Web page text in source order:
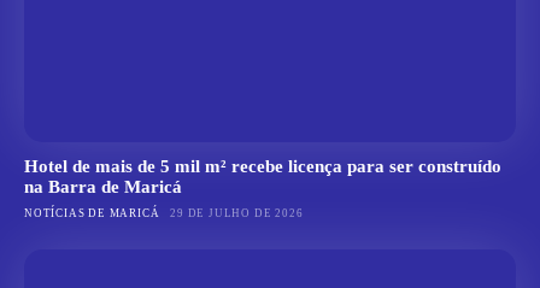
Hotel de mais de 5 mil m² recebe licença para ser construído
na Barra de Maricá
NOTÍCIAS DE MARICÁ 29 DE JULHO DE 2026